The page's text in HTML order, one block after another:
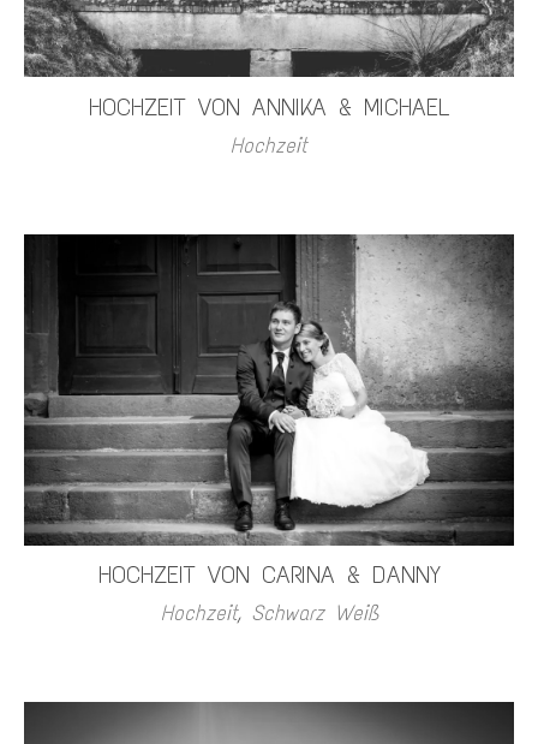
HOCHZEIT VON ANNIKA & MICHAEL
Hochzeit
HOCHZEIT VON CARINA & DANNY
Hochzeit, Schwarz Weiß